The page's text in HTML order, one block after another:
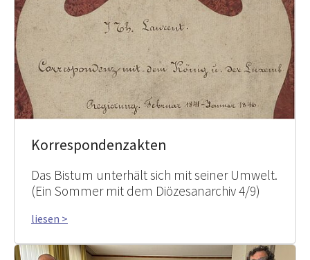
Korrespondenzakten
Das Bistum unterhält sich mit seiner Umwelt.
(Ein Sommer mit dem Diözesanarchiv 4/9)
liesen >